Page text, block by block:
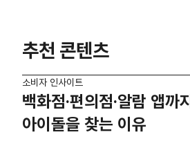
추천 콘텐츠
소비자 인사이트
백화점·편의점·알람 앱까지
아이돌을 찾는 이유